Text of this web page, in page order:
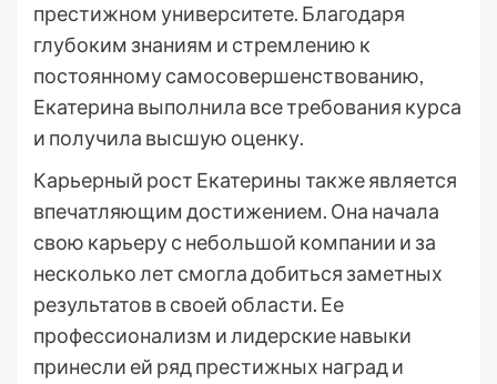
престижном университете. Благодаря
глубоким знаниям и стремлению к
постоянному самосовершенствованию,
Екатерина выполнила все требования курса
и получила высшую оценку.
Карьерный рост Екатерины также является
впечатляющим достижением. Она начала
свою карьеру с небольшой компании и за
несколько лет смогла добиться заметных
результатов в своей области. Ее
профессионализм и лидерские навыки
принесли ей ряд престижных наград и